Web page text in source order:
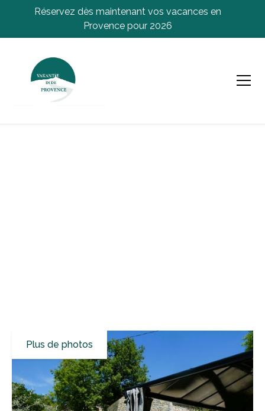
Réservez dès maintenant vos vacances en
Provence pour 2026
Tous les résultats
Maisons de vacances
Drôme
Plus de photos